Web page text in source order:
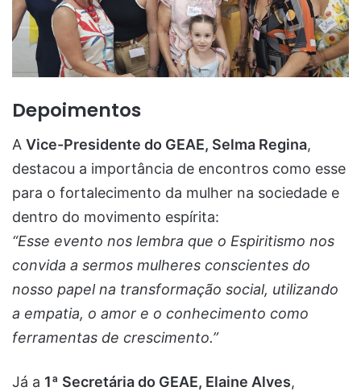
Depoimentos
A Vice-Presidente do GEAE, Selma Regina,
destacou a importância de encontros como esse
para o fortalecimento da mulher na sociedade e
dentro do movimento espírita:
“Esse evento nos lembra que o Espiritismo nos
convida a sermos mulheres conscientes do
nosso papel na transformação social, utilizando
a empatia, o amor e o conhecimento como
ferramentas de crescimento.”
Já a 1ª Secretária do GEAE, Elaine Alves,